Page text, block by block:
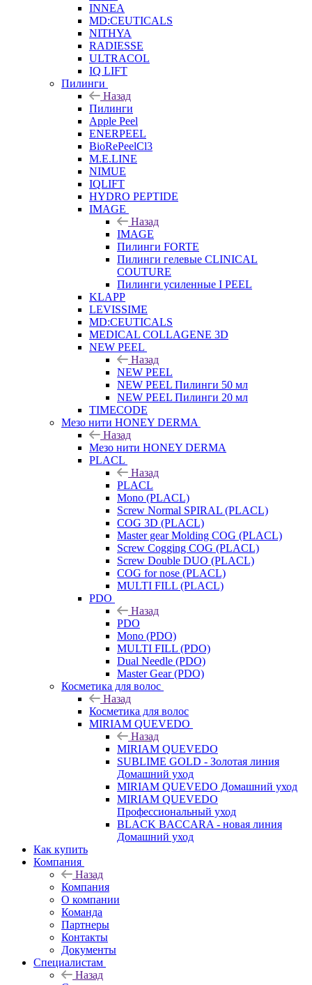
INNEA
MD:CEUTICALS
NITHYA
RADIESSE
ULTRACOL
IQ LIFT
Пилинги
Назад
Пилинги
Apple Peel
ENERPEEL
BioRePeelCl3
M.E.LINE
NIMUE
IQLIFT
HYDRO PEPTIDE
IMAGE
Назад
IMAGE
Пилинги FORTE
Пилинги гелевые CLINICAL
COUTURE
Пилинги усиленные I PEEL
KLAPP
LEVISSIME
MD:CEUTICALS
MEDICAL COLLAGENE 3D
NEW PEEL
Назад
NEW PEEL
NEW PEEL Пилинги 50 мл
NEW PEEL Пилинги 20 мл
TIMECODE
Мезо нити HONEY DERMA
Назад
Мезо нити HONEY DERMA
PLACL
Назад
PLACL
Mono (PLACL)
Screw Normal SPIRAL (PLACL)
COG 3D (PLACL)
Master gear Molding COG (PLACL)
Screw Cogging COG (PLACL)
Screw Double DUO (PLACL)
COG for nose (PLACL)
MULTI FILL (PLACL)
PDO
Назад
PDO
Mono (PDO)
MULTI FILL (PDO)
Dual Needle (PDO)
Master Gear (PDO)
Косметика для волос
Назад
Косметика для волос
MIRIAM QUEVEDO
Назад
MIRIAM QUEVEDO
SUBLIME GOLD - Золотая линия
Домашний уход
MIRIAM QUEVEDO Домашний уход
MIRIAM QUEVEDO
Профессиональный уход
BLACK BACCARA - новая линия
Домашний уход
Как купить
Компания
Назад
Компания
О компании
Команда
Партнеры
Контакты
Документы
Специалистам
Назад